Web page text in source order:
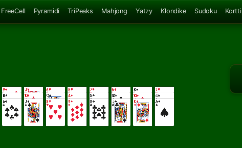
FreeCell Pyramidi TriPeaks Mahjong Yatzy Klondike Sudoku